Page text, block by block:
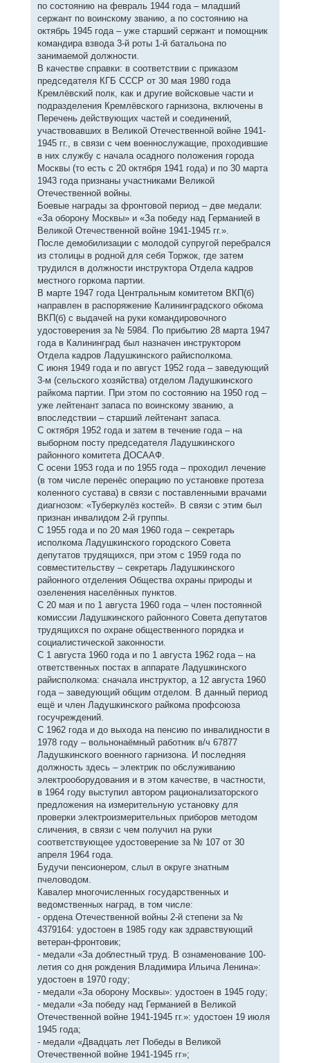
по состоянию на февраль 1944 года – младший
сержант по воинскому званию, а по состоянию на
октябрь 1945 года – уже старший сержант и помощник
командира взвода 3-й роты 1-й батальона по
занимаемой должности.
В качестве справки: в соответствии с приказом
председателя КГБ СССР от 30 мая 1980 года
Кремлёвский полк, как и другие войсковые части и
подразделения Кремлёвского гарнизона, включены в
Перечень действующих частей и соединений,
участвовавших в Великой Отечественной войне 1941-
1945 гг., в связи с чем военнослужащие, проходившие
в них службу с начала осадного положения города
Москвы (то есть с 20 октября 1941 года) и по 30 марта
1943 года признаны участниками Великой
Отечественной войны.
Боевые награды за фронтовой период – две медали:
«За оборону Москвы» и «За победу над Германией в
Великой Отечественной войне 1941-1945 гг.».
После демобилизации с молодой супругой перебрался
из столицы в родной для себя Торжок, где затем
трудился в должности инструктора Отдела кадров
местного горкома партии.
В марте 1947 года Центральным комитетом ВКП(б)
направлен в распоряжение Калининградского обкома
ВКП(б) с выдачей на руки командировочного
удостоверения за № 5984. По прибытию 28 марта 1947
года в Калининград был назначен инструктором
Отдела кадров Ладушкинского райисполкома.
С июня 1949 года и по август 1952 года – заведующий
3-м (сельского хозяйства) отделом Ладушкинского
райкома партии. При этом по состоянию на 1950 год –
уже лейтенант запаса по воинскому званию, а
впоследствии – старший лейтенант запаса.
С октября 1952 года и затем в течение года – на
выборном посту председателя Ладушкинского
районного комитета ДОСААФ.
С осени 1953 года и по 1955 года – проходил лечение
(в том числе перенёс операцию по установке протеза
коленного сустава) в связи с поставленными врачами
диагнозом: «Туберкулёз костей». В связи с этим был
признан инвалидом 2-й группы.
С 1955 года и по 20 мая 1960 года – секретарь
исполкома Ладушкинского городского Совета
депутатов трудящихся, при этом с 1959 года по
совместительству – секретарь Ладушкинского
районного отделения Общества охраны природы и
озеленения населённых пунктов.
С 20 мая и по 1 августа 1960 года – член постоянной
комиссии Ладушкинского районного Совета депутатов
трудящихся по охране общественного порядка и
социалистической законности.
С 1 августа 1960 года и по 1 августа 1962 года – на
ответственных постах в аппарате Ладушкинского
райисполкома: сначала инструктор, а 12 августа 1960
года – заведующий общим отделом. В данный период
ещё и член Ладушкинского райкома профсоюза
госучреждений.
С 1962 года и до выхода на пенсию по инвалидности в
1978 году – вольнонаёмный работник в/ч 67877
Ладушкинского военного гарнизона. И последняя
должность здесь – электрик по обслуживанию
электрооборудования и в этом качестве, в частности,
в 1964 году выступил автором рационализаторского
предложения на измерительную установку для
проверки электроизмерительных приборов методом
сличения, в связи с чем получил на руки
соответствующее удостоверение за № 107 от 30
апреля 1964 года.
Будучи пенсионером, слыл в округе знатным
пчеловодом.
Кавалер многочисленных государственных и
ведомственных наград, в том числе:
- ордена Отечественной войны 2-й степени за №
4379164: удостоен в 1985 году как здравствующий
ветеран-фронтовик;
- медали «За доблестный труд. В ознаменование 100-
летия со дня рождения Владимира Ильича Ленина»:
удостоен в 1970 году;
- медали «За оборону Москвы»: удостоен в 1945 году;
- медали «За победу над Германией в Великой
Отечественной войне 1941-1945 гг.»: удостоен 19 июля
1945 года;
- медали «Двадцать лет Победы в Великой
Отечественной войне 1941-1945 гг»;